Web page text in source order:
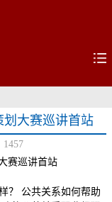
划大赛巡讲首站
1457
赛巡讲首站
？ 公共关系如何帮助